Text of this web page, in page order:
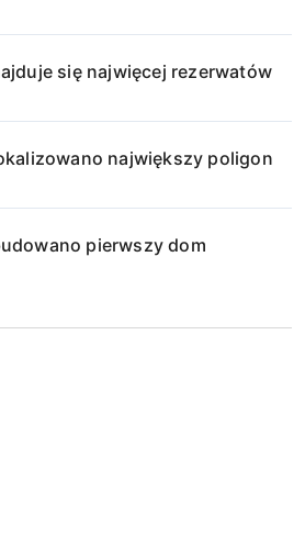
się najwięcej rezerwatów
największy poligon
pierwszy dom